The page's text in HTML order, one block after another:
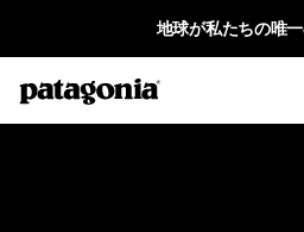
地球が私たちの唯